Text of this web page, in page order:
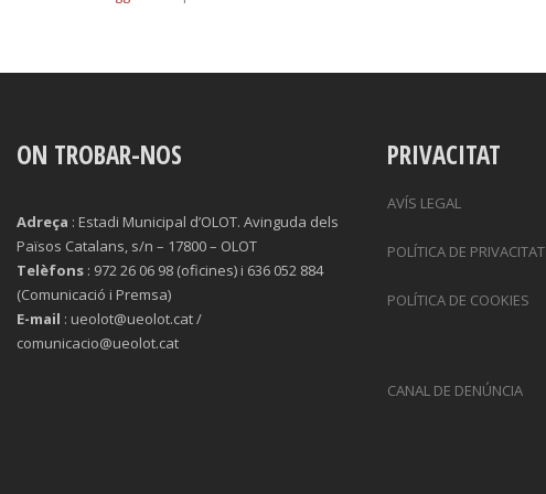
ON TROBAR-NOS
Adreça : Estadi Municipal d’OLOT. Avinguda dels
Països Catalans, s/n – 17800 – OLOT
Telèfons : 972 26 06 98 (oficines) i 636 052 884
(Comunicació i Premsa)
E-mail : ueolot@ueolot.cat /
comunicacio@ueolot.cat
PRIVACITAT
AVÍS LEGAL
POLÍTICA DE PRIVACITAT
POLÍTICA DE COOKIES
CANAL DE DENÚNCIA